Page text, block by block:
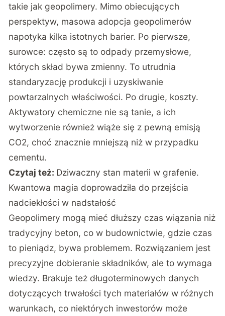
takie jak geopolimery. Mimo obiecujących
perspektyw, masowa adopcja geopolimerów
napotyka kilka istotnych barier. Po pierwsze,
surowce: często są to odpady przemysłowe,
których skład bywa zmienny. To utrudnia
standaryzację produkcji i uzyskiwanie
powtarzalnych właściwości. Po drugie, koszty.
Aktywatory chemiczne nie są tanie, a ich
wytworzenie również wiąże się z pewną emisją
CO2, choć znacznie mniejszą niż w przypadku
cementu.
Czytaj też: Dziwaczny stan materii w grafenie.
Kwantowa magia doprowadziła do przejścia
nadciekłości w nadstałość
Geopolimery mogą mieć dłuższy czas wiązania niż
tradycyjny beton, co w budownictwie, gdzie czas
to pieniądz, bywa problemem. Rozwiązaniem jest
precyzyjne dobieranie składników, ale to wymaga
wiedzy. Brakuje też długoterminowych danych
dotyczących trwałości tych materiałów w różnych
warunkach, co niektórych inwestorów może